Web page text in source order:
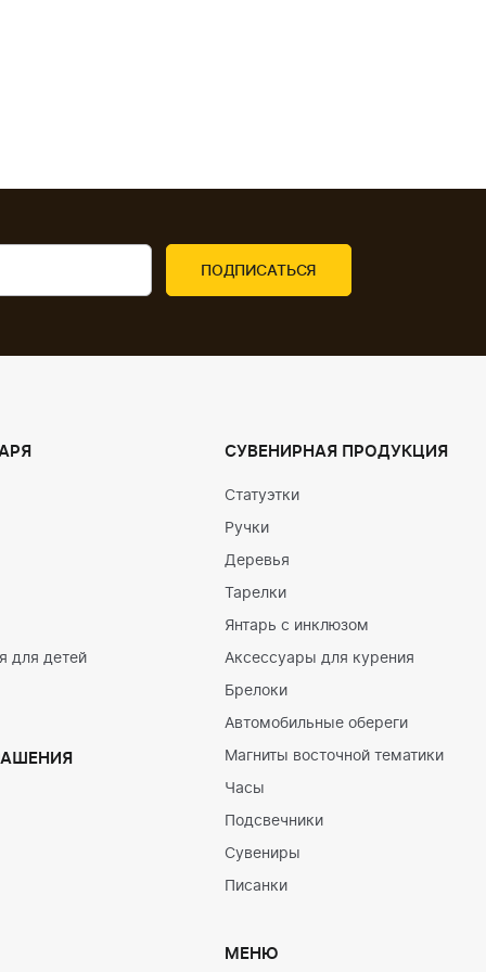
для детей
СУВЕНИРНАЯ ПРОДУКЦИЯ
Статуэтки
Ручки
Деревья
Тарелки
Янтарь с инклюзом
Аксессуары для курения
Брелоки
Автомобильные обереги
Магниты восточной тематики
Часы
Подсвечники
Сувениры
Писанки
МЕНЮ